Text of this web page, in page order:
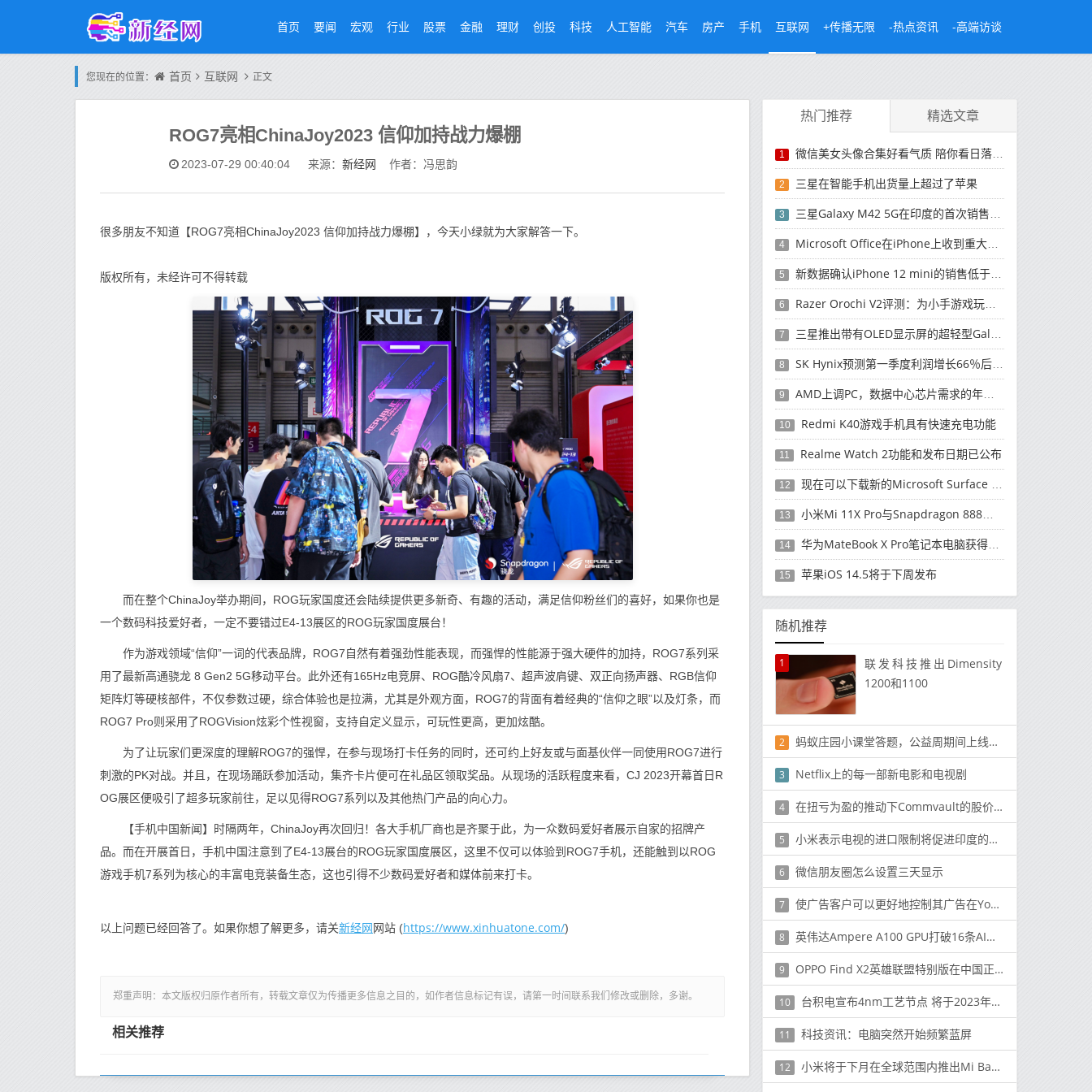
首页 要闻 宏观 行业 股票 金融 理财 创投 科技 人工智能 汽车 房产 手机 互联网 +传播无限 -热点资讯 -高端访谈
您现在的位置： 首页 互联网 正文
ROG7亮相ChinaJoy2023 信仰加持战力爆棚
2023-07-29 00:40:04 来源： 新经网 作者：冯思韵
很多朋友不知道【ROG7亮相ChinaJoy2023 信仰加持战力爆棚】，今天小绿就为大家解答一下。
版权所有，未经许可不得转载
而在整个ChinaJoy举办期间，ROG玩家国度还会陆续提供更多新奇、有趣的活动，满足信仰粉丝们的喜好，如果你也是
一个数码科技爱好者，一定不要错过E4-13展区的ROG玩家国度展台！
作为游戏领域“信仰”一词的代表品牌，ROG7自然有着强劲性能表现，而强悍的性能源于强大硬件的加持，ROG7系列采
用了最新高通骁龙 8 Gen2 5G移动平台。此外还有165Hz电竞屏、ROG酷冷风扇7、超声波肩键、双正向扬声器、RGB信仰
矩阵灯等硬核部件，不仅参数过硬，综合体验也是拉满，尤其是外观方面，ROG7的背面有着经典的“信仰之眼”以及灯条，而
ROG7 Pro则采用了ROGVision炫彩个性视窗，支持自定义显示，可玩性更高，更加炫酷。
为了让玩家们更深度的理解ROG7的强悍，在参与现场打卡任务的同时，还可约上好友或与面基伙伴一同使用ROG7进行
刺激的PK对战。并且，在现场踊跃参加活动，集齐卡片便可在礼品区领取奖品。从现场的活跃程度来看，CJ 2023开幕首日R
OG展区便吸引了超多玩家前往，足以见得ROG7系列以及其他热门产品的向心力。
【手机中国新闻】时隔两年，ChinaJoy再次回归！各大手机厂商也是齐聚于此，为一众数码爱好者展示自家的招牌产
品。而在开展首日，手机中国注意到了E4-13展台的ROG玩家国度展区，这里不仅可以体验到ROG7手机，还能触到以ROG
游戏手机7系列为核心的丰富电竞装备生态，这也引得不少数码爱好者和媒体前来打卡。
以上问题已经回答了。如果你想了解更多，请关新经网网站 (https://www.xinhuatone.com/)
郑重声明：本文版权归原作者所有，转载文章仅为传播更多信息之目的，如作者信息标记有误，请第一时间联系我们修改或删除，多谢。
相关推荐
热门推荐 精选文章
1 微信美女头像合集好看气质 陪你看日落的人比日落更浪漫
2 三星在智能手机出货量上超过了苹果
3 三星Galaxy M42 5G在印度的首次销售将于今晚开始
4 Microsoft Office在iPhone上收到重大更新
5 新数据确认iPhone 12 mini的销售低于预期
6 Razer Orochi V2评测：为小手游戏玩家设计的鼠标
7 三星推出带有OLED显示屏的超轻型Galaxy Book Pro和Galaxy Book Pro 360笔记本电脑
8 SK Hynix预测第一季度利润增长66％后，对芯片的需求将增强
9 AMD上调PC，数据中心芯片需求的年度收入预测
10 Redmi K40游戏手机具有快速充电功能
11 Realme Watch 2功能和发布日期已公布
12 现在可以下载新的Microsoft Surface Duo更新
13 小米Mi 11X Pro与Snapdragon 888处理器一起发布
14 华为MateBook X Pro笔记本电脑获得全新升级
15 苹果iOS 14.5将于下周发布
随机推荐
1
联发科技推出Dimensity
1200和1100
2 蚂蚁庄园小课堂答题，公益周期间上线的保护地里有什么动物
3 Netflix上的每一部新电影和电视剧
4 在扭亏为盈的推动下Commvault的股价在盈利后上涨了8%
5 小米表示电视的进口限制将促进印度的制造业
6 微信朋友圈怎么设置三天显示
7 使广告客户可以更好地控制其广告在YouTube其他Google网站上的放置位置
8 英伟达Ampere A100 GPU打破16条AI世界纪录，比Volta V100快4.2倍
9 OPPO Find X2英雄联盟特别版在中国正式发布
10 台积电宣布4nm工艺节点 将于2023年投入量产
11 科技资讯：电脑突然开始频繁蓝屏
12 小米将于下月在全球范围内推出Mi Band 5作为Mi Smart Band 5